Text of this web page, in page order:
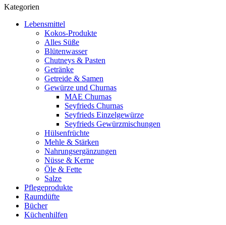
Kategorien
Lebensmittel
Kokos-Produkte
Alles Süße
Blütenwasser
Chutneys & Pasten
Getränke
Getreide & Samen
Gewürze und Churnas
MAE Churnas
Seyfrieds Churnas
Seyfrieds Einzelgewürze
Seyfrieds Gewürzmischungen
Hülsenfrüchte
Mehle & Stärken
Nahrungsergänzungen
Nüsse & Kerne
Öle & Fette
Salze
Pflegeprodukte
Raumdüfte
Bücher
Küchenhilfen